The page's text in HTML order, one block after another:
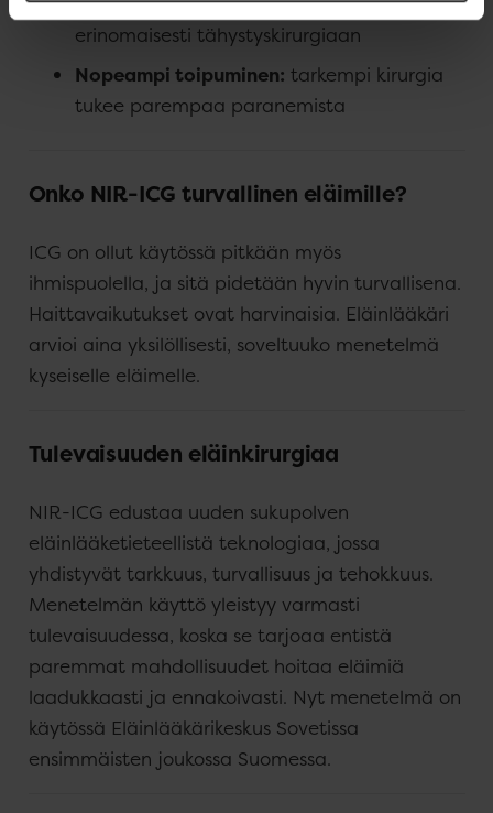
erinomaisesti tähystyskirurgiaan
Nopeampi toipuminen: tarkempi kirurgia
tukee parempaa paranemista
Onko NIR-ICG turvallinen eläimille?
ICG on ollut käytössä pitkään myös
ihmispuolella, ja sitä pidetään hyvin turvallisena.
Haittavaikutukset ovat harvinaisia. Eläinlääkäri
arvioi aina yksilöllisesti, soveltuuko menetelmä
kyseiselle eläimelle.
Tulevaisuuden eläinkirurgiaa
NIR-ICG edustaa uuden sukupolven
eläinlääketieteellistä teknologiaa, jossa
yhdistyvät tarkkuus, turvallisuus ja tehokkuus.
Menetelmän käyttö yleistyy varmasti
tulevaisuudessa, koska se tarjoaa entistä
paremmat mahdollisuudet hoitaa eläimiä
laadukkaasti ja ennakoivasti. Nyt menetelmä on
käytössä Eläinlääkärikeskus Sovetissa
ensimmäisten joukossa Suomessa.